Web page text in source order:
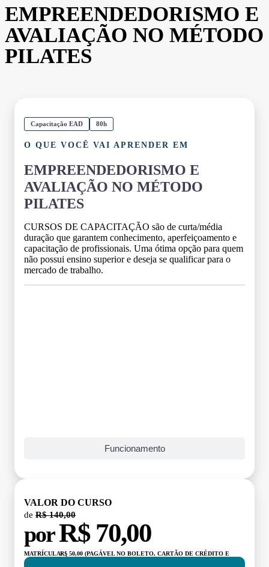
EMPREENDEDORISMO E
AVALIAÇÃO NO MÉTODO
PILATES
Capacitação EAD 80h
O QUE VOCÊ VAI APRENDER EM
EMPREENDEDORISMO E
AVALIAÇÃO NO MÉTODO
PILATES
CURSOS DE CAPACITAÇÃO são de curta/média
duração que garantem conhecimento, aperfeiçoamento e
capacitação de profissionais. Uma ótima opção para quem
não possui ensino superior e deseja se qualificar para o
mercado de trabalho.
Funcionamento
VALOR DO CURSO
de R$ 140,00
porR$ 70,00
MATRÍCULA:R$ 50,00 (PAGÁVEL NO BOLETO, CARTÃO DE CRÉDITO E